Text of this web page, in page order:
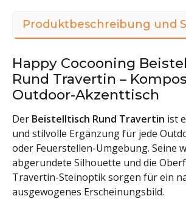
Produktbeschreibung und
Happy Cocooning
Rund Travertin –
Outdoor-Akzenttisch
Der Beistelltisch Rund Travertin ist
und stilvolle Ergänzung für jede
oder Feuerstellen-Umgebung. Seine
abgerundete Silhouette und die
Travertin-Steinoptik sorgen für ein
ausgewogenes Erscheinungsbild.